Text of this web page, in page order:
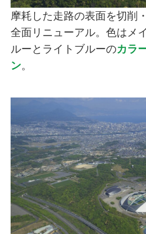
摩耗した走路の表面を切削
全面リニューアル。色はメ
ルーとライトブルーのカラ
ン。